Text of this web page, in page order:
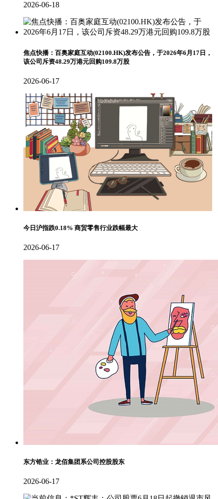
2026-06-18
焦点快播：百奥家庭互动(02100.HK)发布公告，于2026年6月17日，
该公司斥资48.29万港元回购109.8万股
2026-06-17
今日沪指跌0.18% 商贸零售行业跌幅最大
2026-06-17
东方锆业：龙佰集团系公司控股股东
2026-06-17